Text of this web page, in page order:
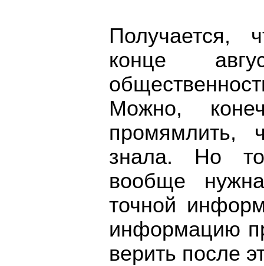
Получается,
конце
Можно,
промямлить,
знала. Но
вообще
точной
информацию
верить после